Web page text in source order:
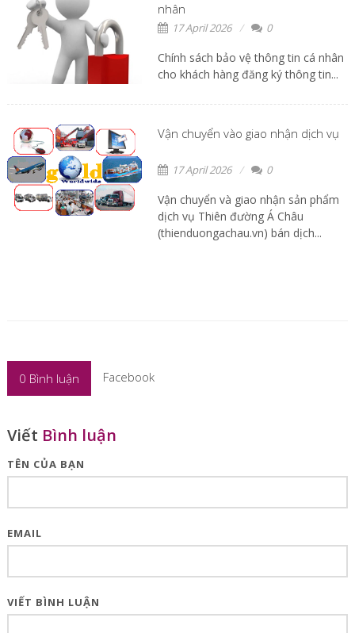
nhân
17 April 2026 0
Chính sách bảo vệ thông tin cá nhân
cho khách hàng đăng ký thông tin...
Vận chuyển vào giao nhận dịch vụ
17 April 2026 0
Vận chuyển và giao nhận sản phẩm
dịch vụ Thiên đường Á Châu
(thienduongachau.vn) bán dịch...
0 Bình luận Facebook
Viết Bình luận
TÊN CỦA BẠN
EMAIL
VIẾT BÌNH LUẬN